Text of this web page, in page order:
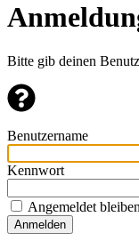
Bitte gib deinen
Benutzername
Kennwort
Angemeldet
Anmelden